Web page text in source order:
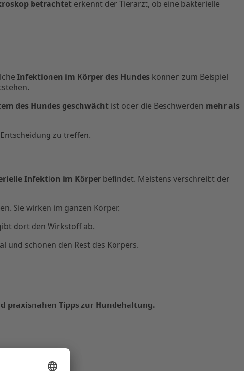
betrachtet erkennt der Tierarzt, ob eine bakterielle
Infektionen im Körper des Hundes können zum Beispiel
des Hundes geschwächt ist oder die Beschwerden mehr als
zu treffen.
Infektion im Körper befindet. Meistens verschreibt der
Sie wirken im ganzen Körper.
dort den Wirkstoff ab.
und schonen den Rest des Körpers.
praxisnahen Tipps zur Hundehaltung.